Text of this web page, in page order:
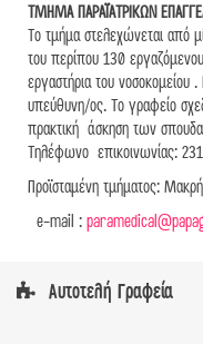
ΤΜΗΜΑ ΠΑΡΑΪΑΤΡΙΚΩΝ
Το τμήμα στελεχώνεται από
του περίπου 130
εργαστήρια του νοσοκομείου
υπεύθυνη/ος. Το γραφείο
πρακτική άσκηση των
Τηλέφωνο επικοινωνίας:
Προϊσταμένη τμήματος:
e-mail :
Αυτοτελή Γραφεία